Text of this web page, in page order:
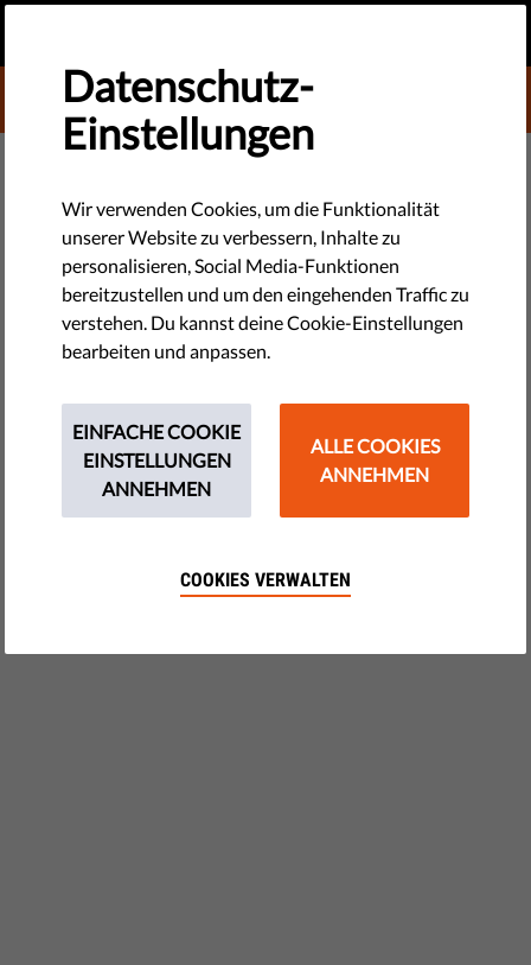
DONATE TO LIBERTIES
TECHNOLOGIE & RECHTE
Quiz: #YourSexLifeYourBusines
- Dein Sexualleben ist Deine
Sache!
Möchtest Du, dass die Online-Werbeindustrie alles über
finde heraus, wie du sie daran hindern kannst.
by LibertiesEU
Datenschutz-
Einstellungen
Wir verwenden Cookies, um die Funktionalität
unserer Website zu verbessern, Inhalte zu
personalisieren, Social Media-Funktionen
bereitzustellen und um den eingehenden Traffic zu
verstehen. Du kannst deine Cookie-Einstellungen
bearbeiten und anpassen.
EINFACHE COOKIE
EINSTELLUNGEN
ANNEHMEN
ALLE COOKIES
ANNEHMEN
COOKIES VERWALTEN